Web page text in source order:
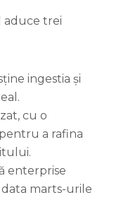
aduce trei
ingestia și
cu o
a rafina
enterprise
marts-urile